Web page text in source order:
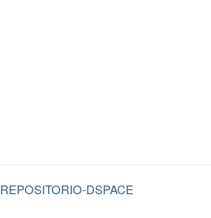
REPOSITORIO-DSPACE